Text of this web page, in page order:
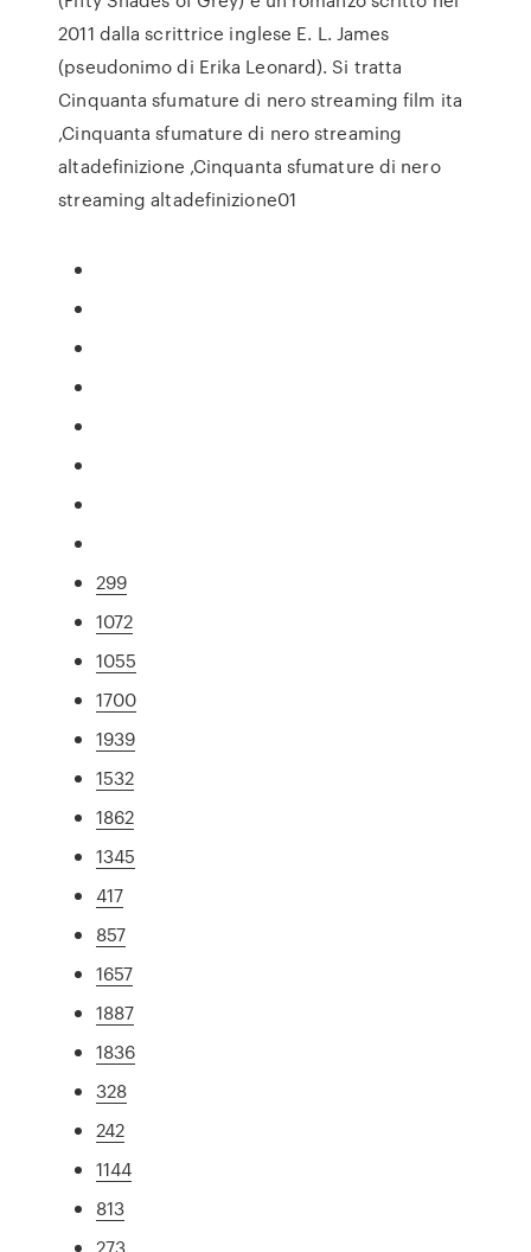
2011 dalla scrittrice inglese E. L. James
(pseudonimo di Erika Leonard). Si tratta
Cinquanta sfumature di nero streaming film ita
,Cinquanta sfumature di nero streaming
altadefinizione ,Cinquanta sfumature di nero
streaming altadefinizione01
299
1072
1055
1700
1939
1532
1862
1345
417
857
1657
1887
1836
328
242
1144
813
273